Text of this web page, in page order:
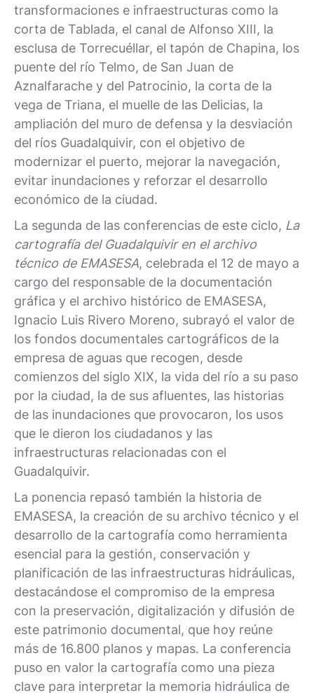
transformaciones e infraestructuras como la
corta de Tablada, el canal de Alfonso XIII, la
esclusa de Torrecuéllar, el tapón de Chapina, los
puente del río Telmo, de San Juan de
Aznalfarache y del Patrocinio, la corta de la
vega de Triana, el muelle de las Delicias, la
ampliación del muro de defensa y la desviación
del ríos Guadalquivir, con el objetivo de
modernizar el puerto, mejorar la navegación,
evitar inundaciones y reforzar el desarrollo
económico de la ciudad.
La segunda de las conferencias de este ciclo, La
cartografía del Guadalquivir en el archivo
técnico de EMASESA, celebrada el 12 de mayo a
cargo del responsable de la documentación
gráfica y el archivo histórico de EMASESA,
Ignacio Luis Rivero Moreno, subrayó el valor de
los fondos documentales cartográficos de la
empresa de aguas que recogen, desde
comienzos del siglo XIX, la vida del río a su paso
por la ciudad, la de sus afluentes, las historias
de las inundaciones que provocaron, los usos
que le dieron los ciudadanos y las
infraestructuras relacionadas con el
Guadalquivir.
La ponencia repasó también la historia de
EMASESA, la creación de su archivo técnico y el
desarrollo de la cartografía como herramienta
esencial para la gestión, conservación y
planificación de las infraestructuras hidráulicas,
destacándose el compromiso de la empresa
con la preservación, digitalización y difusión de
este patrimonio documental, que hoy reúne
más de 16.800 planos y mapas. La conferencia
puso en valor la cartografía como una pieza
clave para interpretar la memoria hidráulica de